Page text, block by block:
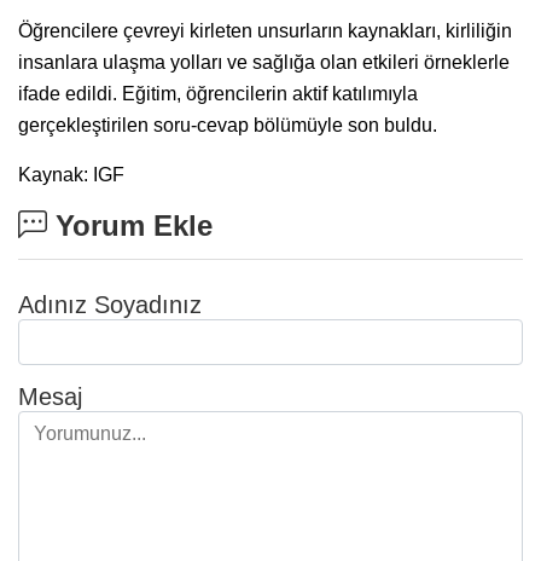
Öğrencilere çevreyi kirleten unsurların kaynakları, kirliliğin
insanlara ulaşma yolları ve sağlığa olan etkileri örneklerle
ifade edildi. Eğitim, öğrencilerin aktif katılımıyla
gerçekleştirilen soru-cevap bölümüyle son buldu.
Kaynak: IGF
Yorum Ekle
Adınız Soyadınız
Mesaj